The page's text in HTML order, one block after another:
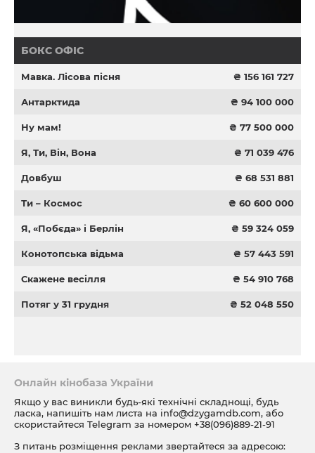
БОКС ОФІС
Мавка. Лісова пісня ₴ 156 161 727
Антарктида ₴ 94 100 000
Ну мам! ₴ 77 500 000
Я, Ти, Він, Вона ₴ 71 039 476
Довбуш ₴ 68 531 881
Ти – Космос ₴ 60 600 000
Я, «Побєда» і Берлін ₴ 59 324 059
Конотопська відьма ₴ 57 443 591
Скажене весілля ₴ 54 910 768
Потяг у 31 грудня ₴ 52 048 550
Онлайн кінобаза України
Якщо у вас виникли будь-які технічні складнощі, будь
ласка, напишіть нам листа на info@dzygamdb.com, або
скористайтеся Telegram за номером +38(096)889-21-91
З питань розміщення реклами звертайтеся за адресою: